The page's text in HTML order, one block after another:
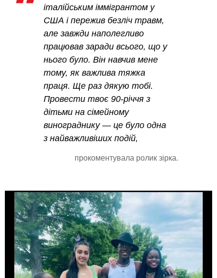
італійським іммігрантом у
США і пережив безліч травм,
але завжди наполегливо
працював заради всього, що у
нього було. Він навчив мене
тому, як важлива тяжка
праця. Ще раз дякую тобі.
Провести твоє 90-річчя з
дітьми на сімейному
винограднику — це було одна
з найважливіших подій,
прокоментувала ролик зірка.